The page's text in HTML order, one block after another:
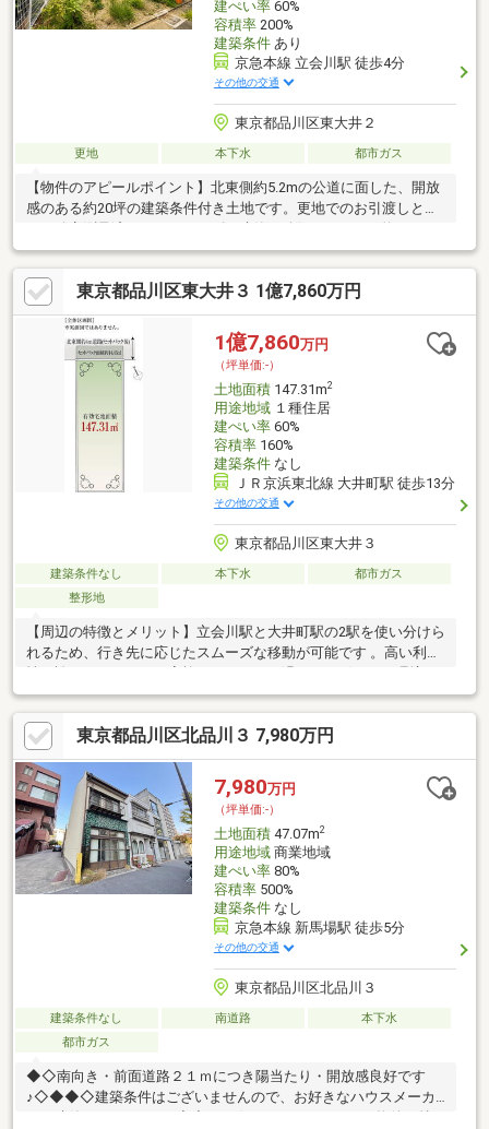
建ぺい率60%
容積率200%
建築条件あり
京急本線 立会川駅 徒歩4分
その他の交通
東京都品川区東大井２
更地 本下水 都市ガス
【物件のアピールポイント】北東側約5.2mの公道に面した、開放
感のある約20坪の建築条件付き土地です。更地でのお引渡しとな
のゆとりある参考プランもご用意しております。【周辺の特徴と
メリット】京急本線「立会川」駅まで徒歩4分、JR「大井町」駅
まで徒歩15分と、複数路線が利用可能な利便性の高い立地です。
立会川駅周辺には商店街やスーパーが充実しており、毎日のお買
い物に大変便利です。都心部や羽田へのアクセスも良好で、通
勤・通学にも快適な住環境が整っています。
東京都品川区東大井３ 1億7,860万円
1億7,860万円
（坪単価:-）
土地面積147.31m2
用途地域１種住居
建ぺい率60%
容積率160%
建築条件なし
ＪＲ京浜東北線 大井町駅 徒歩13分
その他の交通
東京都品川区東大井３
建築条件なし 本下水
都市ガス
整形地
【周辺の特徴とメリット】立会川駅と大井町駅の2駅を使い分けら
れるため、行き先に応じたスムーズな移動が可能です 。高い利便
守られており、長く住み続けたいと思える街並みです 。
東京都品川区北品川３ 7,980万円
7,980万円
（坪単価:-）
土地面積47.07m2
用途地域商業地域
建ぺい率80%
容積率500%
建築条件なし
京急本線 新馬場駅 徒歩5分
その他の交通
東京都品川区北品川３
建築条件なし 南道路
本下水
都市ガス
◆◇南向き・前面道路２１ｍにつき陽当たり・開放感良好です
♪◇◆◆◇建築条件はございませんので、お好きなハウスメーカ